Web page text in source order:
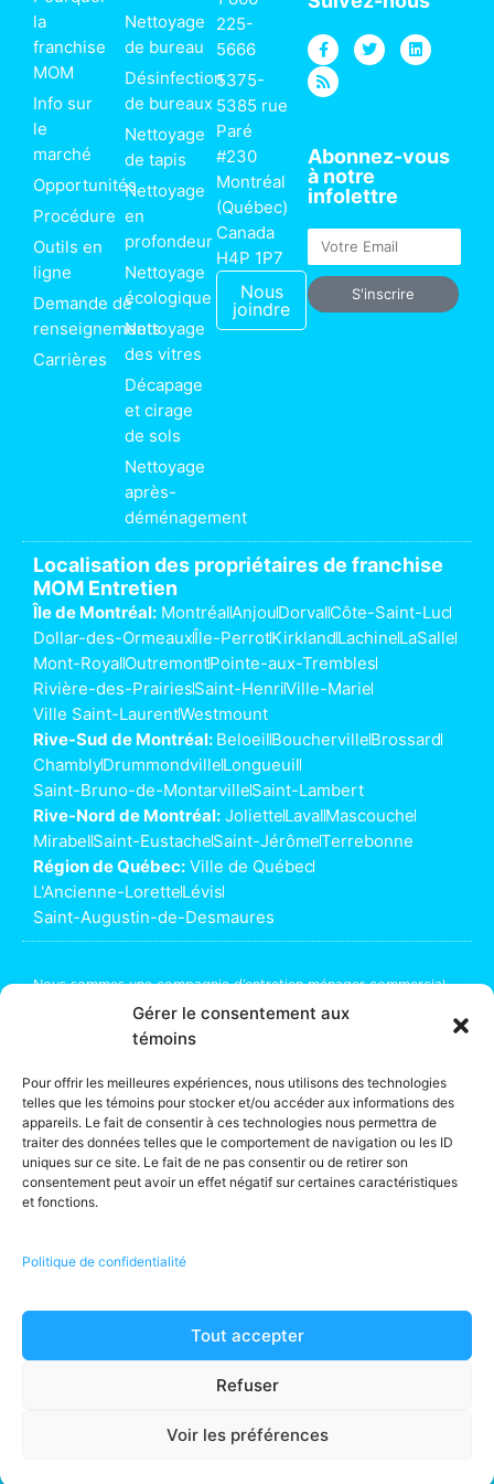
Gérer le consentement aux
témoins
Pour offrir les meilleures expériences, nous utilisons des technologies
telles que les témoins pour stocker et/ou accéder aux informations des
appareils. Le fait de consentir à ces technologies nous permettra de
traiter des données telles que le comportement de navigation ou les ID
uniques sur ce site. Le fait de ne pas consentir ou de retirer son
consentement peut avoir un effet négatif sur certaines caractéristiques
et fonctions.
Politique de confidentialité
Tout accepter
Refuser
Voir les préférences
la
franchise
MOM
Info sur
le
marché
Opportunités
Procédure
Outils en
ligne
Demande de
renseignements
Carrières
Nettoyage
de bureau
Désinfection
de bureaux
Nettoyage
de tapis
Nettoyage
en
profondeur
Nettoyage
écologique
Nettoyage
des vitres
Décapage
et cirage
de sols
Nettoyage
après-
déménagement
225-
5666
5375-
5385 rue
Paré
#230
Montréal
(Québec)
Canada
H4P 1P7
Nous
joindre
F
a
c
e
b
k
-
f
T
w
i
L
i
n
n
R
s
s
Abonnez-vous
à notre
infolettre
Email
S'inscrire
Localisation des propriétaires de franchise
MOM Entretien
Île de Montréal: MontréalAnjouDorvalCôte-Saint-Luc
Dollar-des-OrmeauxÎle-PerrotKirklandLachineLaSalle
Mont-RoyalOutremontPointe-aux-Trembles
Rivière-des-PrairiesSaint-HenriVille-Marie
Ville Saint-LaurentWestmount
Rive-Sud de Montréal: BeloeilBouchervilleBrossard
ChamblyDrummondvilleLongueuil
Saint-Bruno-de-MontarvilleSaint-Lambert
Rive-Nord de Montréal: JolietteLavalMascouche
MirabelSaint-EustacheSaint-JérômeTerrebonne
Région de Québec: Ville de Québec
L'Ancienne-LoretteLévis
Saint-Augustin-de-Desmaures
Nous sommes une compagnie d’entretien ménager commercial
spécialisée en immeubles de bureaux ou résidentiels. Installés à
Montréal depuis 2004, nous partageons vos objectifs de succès
et bien-être. Pour assurer le bon entretien de vos bureaux, créer
votre lieu de travail un espace rassembleur et stimulant, faites
appel à notre équipe denettoyage industriel.
Franchises détenues localement et exploitées de manière
indépendante.
* Les propriétaires de franchises font de leur mieux pour traiter
chaque travail avec des employés. Parfois, en fonction du type
** Les services énumérés peuvent ne pas être disponibles dans
RBQ · Montréal, (Québec) Canada · Tel :
Termes et conditions·Politique de confidentialité